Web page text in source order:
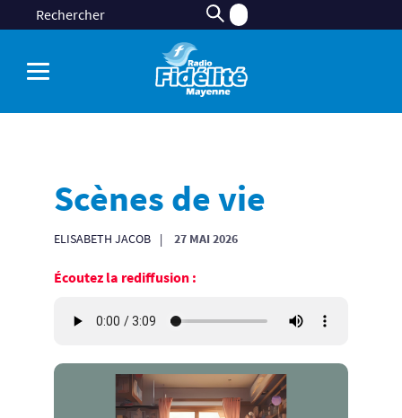
Scènes de vie
ELISABETH JACOB 27 MAI 2026
Écoutez la rediffusion :